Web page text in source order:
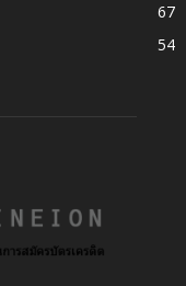
67
54